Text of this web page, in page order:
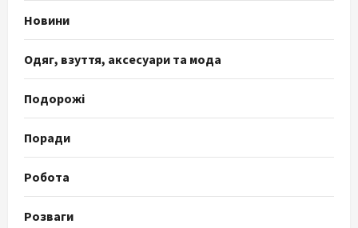
Новини
Одяг, взуття, аксесуари та мода
Подорожі
Поради
Робота
Розваги